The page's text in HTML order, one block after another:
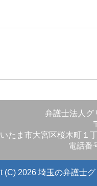
弁護士法人グ
たま市大宮区桜木町１
電話番
(C) 2026 埼玉の弁護士